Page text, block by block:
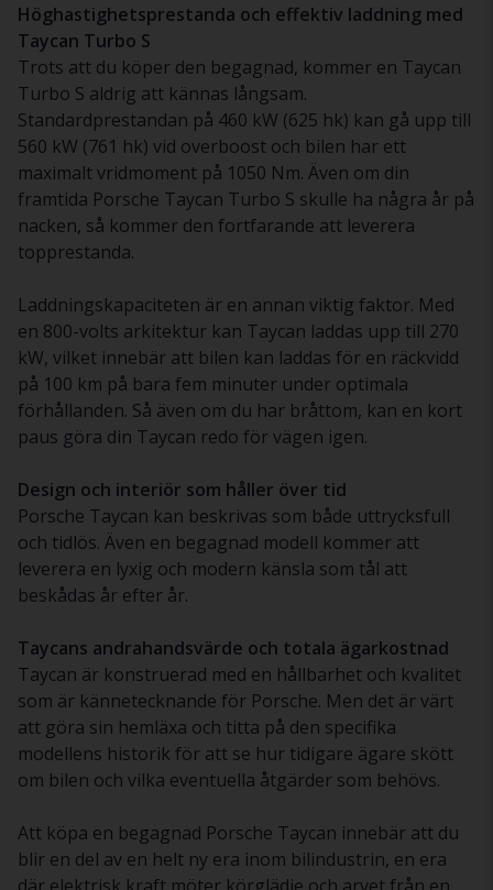
Höghastighetsprestanda och effektiv laddning med
Taycan Turbo S
Trots att du köper den begagnad, kommer en Taycan
Turbo S aldrig att kännas långsam.
Standardprestandan på 460 kW (625 hk) kan gå upp till
560 kW (761 hk) vid overboost och bilen har ett
maximalt vridmoment på 1050 Nm. Även om din
framtida Porsche Taycan Turbo S skulle ha några år på
nacken, så kommer den fortfarande att leverera
topprestanda.
Laddningskapaciteten är en annan viktig faktor. Med
en 800-volts arkitektur kan Taycan laddas upp till 270
kW, vilket innebär att bilen kan laddas för en räckvidd
på 100 km på bara fem minuter under optimala
förhållanden. Så även om du har bråttom, kan en kort
paus göra din Taycan redo för vägen igen.
Design och interiör som håller över tid
Porsche Taycan kan beskrivas som både uttrycksfull
och tidlös. Även en begagnad modell kommer att
leverera en lyxig och modern känsla som tål att
beskådas år efter år.
Taycans andrahandsvärde och totala ägarkostnad
Taycan är konstruerad med en hållbarhet och kvalitet
som är kännetecknande för Porsche. Men det är värt
att göra sin hemläxa och titta på den specifika
modellens historik för att se hur tidigare ägare skött
om bilen och vilka eventuella åtgärder som behövs.
Att köpa en begagnad Porsche Taycan innebär att du
blir en del av en helt ny era inom bilindustrin, en era
där elektrisk kraft möter körglädje och arvet från en